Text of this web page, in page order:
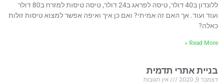
ללונדון ב40 דולר, טיסה לפראג ב24 דולר, טיסה טיסות למזרח ב80 דולר
ועוד ועוד. אך האם זה אמיתי? ואם כן איך ואיפה אפשר למצוא טיסות זולות
כאלה?
Read More »
בניית אתרי תדמית
דצמבר 9, 2020
אין תגובות